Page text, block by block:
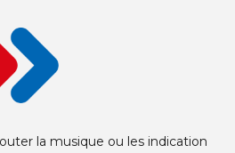
la musique ou les indication